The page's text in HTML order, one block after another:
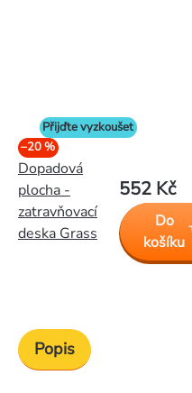
Přijďte vyzkoušet
–20 %
Dopadová
plocha -
zatravňovací
deska Grass
552 Kč
Do
košíku
Popis